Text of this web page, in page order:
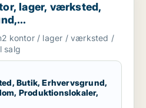
lager, værksted,
garage til salg i
kontor / lager / værksted /
salg
Butik, Erhvervsgrund,
Produktionslokaler,